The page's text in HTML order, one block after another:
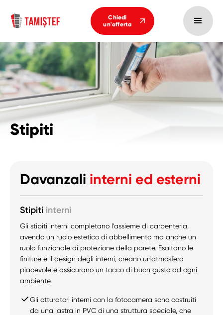
Chiedi
un'offerta
Stipiti
Davanzali interni ed esterni
Stipiti interni
Gli stipiti interni completano l'assieme di carpenteria,
avendo un ruolo estetico di abbellimento ma anche un
ruolo funzionale di protezione della parete. Esaltano le
finiture e il design degli interni, creano un'atmosfera
piacevole e assicurano un tocco di buon gusto ad ogni
ambiente.
Gli otturatori interni con la fotocamera sono costruiti
da una lastra in PVC di una struttura speciale, che